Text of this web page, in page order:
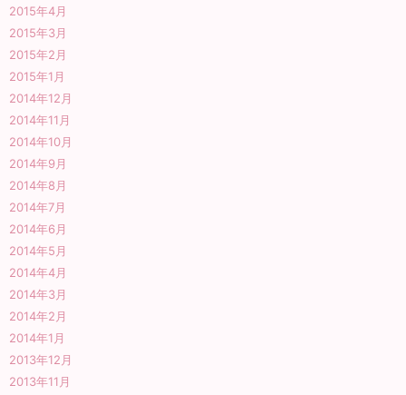
2015年4月
2015年3月
2015年2月
2015年1月
2014年12月
2014年11月
2014年10月
2014年9月
2014年8月
2014年7月
2014年6月
2014年5月
2014年4月
2014年3月
2014年2月
2014年1月
2013年12月
2013年11月